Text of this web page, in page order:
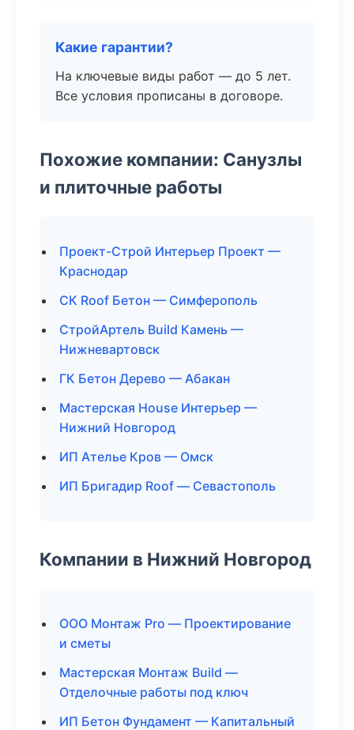
Какие гарантии?
На ключевые виды работ — до 5 лет.
Все условия прописаны в договоре.
Похожие компании: Санузлы
и плиточные работы
Проект-Строй Интерьер Проект —
Краснодар
СК Roof Бетон — Симферополь
СтройАртель Build Камень —
Нижневартовск
ГК Бетон Дерево — Абакан
Мастерская House Интерьер —
Нижний Новгород
ИП Ателье Кров — Омск
ИП Бригадир Roof — Севастополь
Компании в Нижний Новгород
ООО Монтаж Pro — Проектирование
и сметы
Мастерская Монтаж Build —
Отделочные работы под ключ
ИП Бетон Фундамент — Капитальный